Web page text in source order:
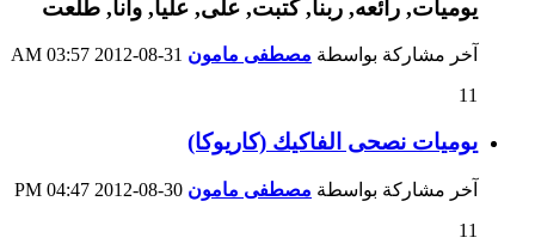
آخر مشاركة بواسطة مصطفى مامون
03:57 AM
11
يوميات نصحى الفاكيك (كاريوكا)
آخر مشاركة بواسطة مصطفى مامون
04:47 PM
11